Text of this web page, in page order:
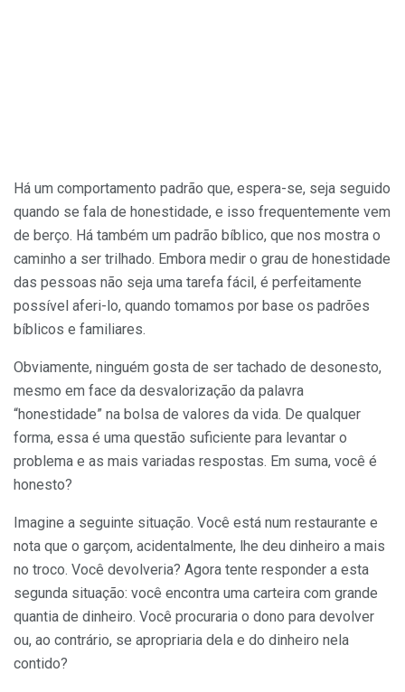
Há um comportamento padrão que, espera-se, seja seguido
quando se fala de honestidade, e isso frequentemente vem
de berço. Há também um padrão bíblico, que nos mostra o
caminho a ser trilhado. Embora medir o grau de honestidade
das pessoas não seja uma tarefa fácil, é perfeitamente
possível aferi-lo, quando tomamos por base os padrões
bíblicos e familiares.
Obviamente, ninguém gosta de ser tachado de desonesto,
mesmo em face da desvalorização da palavra
“honestidade” na bolsa de valores da vida. De qualquer
forma, essa é uma questão suficiente para levantar o
problema e as mais variadas respostas. Em suma, você é
honesto?
Imagine a seguinte situação. Você está num restaurante e
nota que o garçom, acidentalmente, lhe deu dinheiro a mais
no troco. Você devolveria? Agora tente responder a esta
segunda situação: você encontra uma carteira com grande
quantia de dinheiro. Você procuraria o dono para devolver
ou, ao contrário, se apropriaria dela e do dinheiro nela
contido?